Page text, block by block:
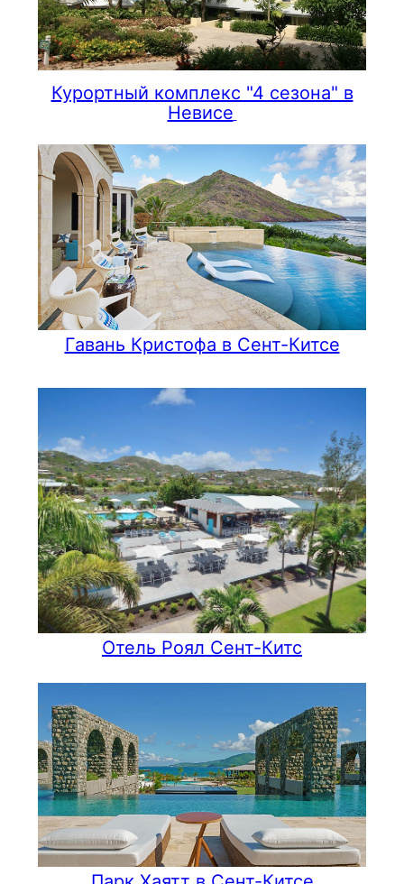
Курортный комплекс "4 сезона" в
Невисе
Гавань Кристофа в Сент-Китсе
Отель Роял Сент-Китс